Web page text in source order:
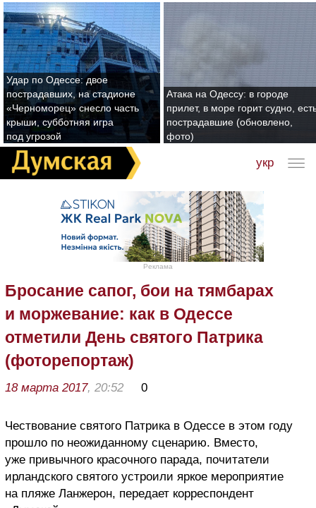
Удар по Одессе: двое
пострадавших, на стадионе
«Черноморец» снесло часть
крыши, субботняя игра
под угрозой
Атака на Одессу: в городе
прилет, в море горит судно,
пострадавшие (обновлено,
фото)
укр
Реклама
Бросание сапог, бои на тямбарах
и моржевание: как в Одессе
отметили День святого Патрика
(фоторепортаж)
18 марта 2017, 20:52 0
Чествование святого Патрика в Одессе в этом году
прошло по неожиданному сценарию. Вместо,
уже привычного красочного парада, почитатели
ирландского святого устроили яркое мероприятие
на пляже Ланжерон, передает корреспондент